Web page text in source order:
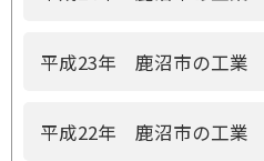
平成23年 鹿沼市の工業
平成22年 鹿沼市の工業